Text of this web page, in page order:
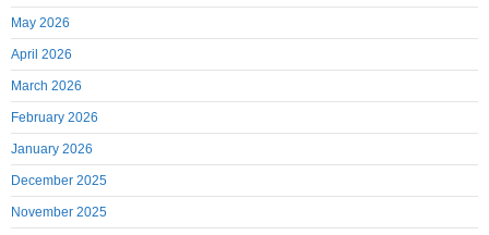
May 2026
April 2026
March 2026
February 2026
January 2026
December 2025
November 2025